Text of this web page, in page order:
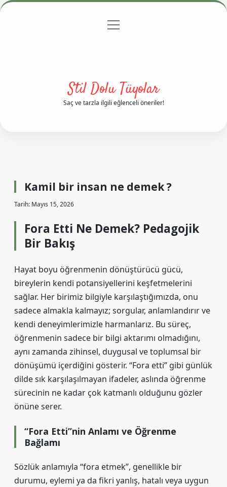
Gizlilik Politikası
menüyü
Stil Dolu Tüyolar
Saç ve tarzla ilgili eğlenceli öneriler!
Kamil bir insan ne demek ?
Tarih: Mayıs 15, 2026
Fora Etti Ne Demek? Pedagojik
Bir Bakış
Hayat boyu öğrenmenin dönüştürücü gücü,
bireylerin kendi potansiyellerini keşfetmelerini
sağlar. Her birimiz bilgiyle karşılaştığımızda, onu
sadece almakla kalmayız; sorgular, anlamlandırır ve
kendi deneyimlerimizle harmanlarız. Bu süreç,
öğrenmenin sadece bir bilgi aktarımı olmadığını,
aynı zamanda zihinsel, duygusal ve toplumsal bir
dönüşümü içerdiğini gösterir. “Fora etti” gibi günlük
dilde sık karşılaşılmayan ifadeler, aslında öğrenme
sürecinin ne kadar çok katmanlı olduğunu gözler
önüne serer.
“Fora Etti”nin Anlamı ve Öğrenme
Bağlamı
Sözlük anlamıyla “fora etmek”, genellikle bir
durumu, eylemi ya da fikri yanlış, hatalı veya uygun